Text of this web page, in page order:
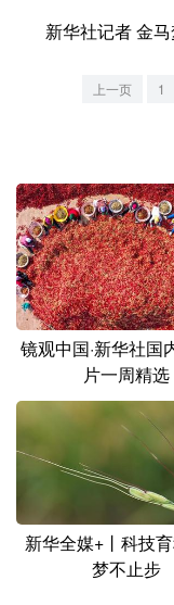
浙江
山东
广东
四川
多语种频道
English
新华社记者 金马
上一页 1
镜观中国·新华社国
片一周精选
新华全媒+丨科技
梦不止步